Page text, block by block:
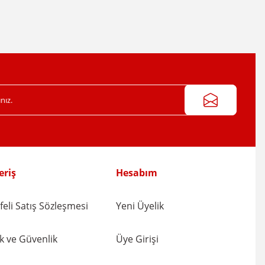
Satış Sözleşmesi
ve Güvenlik
Hesabım
Yeni Üyelik
Üye Girişi